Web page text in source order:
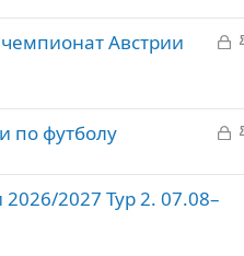
З
р
ы
о
Австрии
З
к
по футболу
2027 Тур 2. 07.08–